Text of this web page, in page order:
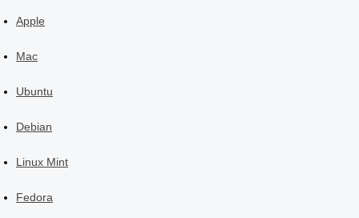
Apple
Mac
Ubuntu
Debian
Linux Mint
Fedora